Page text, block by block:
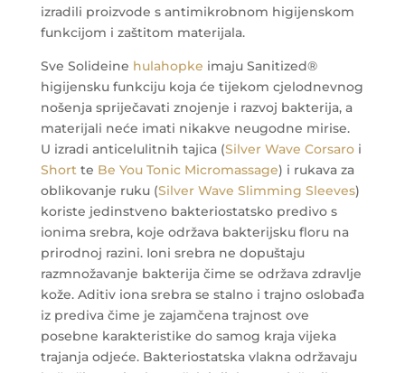
izradili proizvode s antimikrobnom higijenskom
funkcijom i zaštitom materijala.
Sve Solideine hulahopke imaju Sanitized®
higijensku funkciju koja će tijekom cjelodnevnog
nošenja spriječavati znojenje i razvoj bakterija, a
materijali neće imati nikakve neugodne mirise.
U izradi anticelulitnih tajica (Silver Wave Corsaroi
Shortte Be You Tonic Micromassage) i rukava za
oblikovanje ruku (Silver Wave Slimming Sleeves)
koriste jedinstveno bakteriostatsko predivo s
ionima srebra, koje održava bakterijsku floru na
prirodnoj razini. Ioni srebra ne dopuštaju
razmnožavanje bakterija čime se održava zdravlje
kože. Aditiv iona srebra se stalno i trajno oslobađa
iz prediva čime je zajamčena trajnost ove
posebne karakteristike do samog kraja vijeka
trajanja odjeće. Bakteriostatska vlakna održavaju